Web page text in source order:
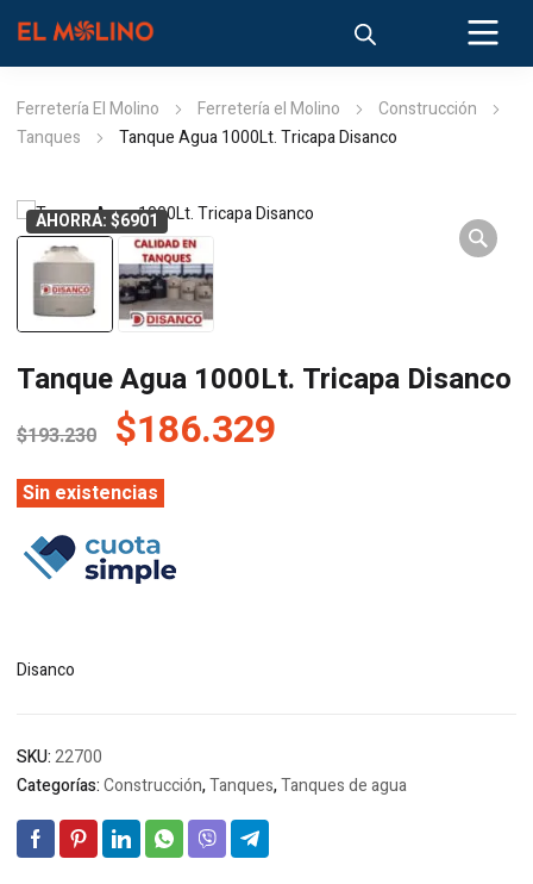
Ferretería El Molino Ferretería el Molino
Construcción
Tanques
Tanque Agua 1000Lt. Tricapa Disanco
AHORRA: $6901
Tanque Agua 1000Lt. Tricapa Disanco
$193.230 El
precio
original
era:
$193.230.
$186.329
Sin existencias
Disanco
SKU:22700
Categorías:Construcción,Tanques,Tanques de agua